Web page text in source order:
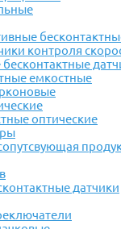
контроля
емкостные
оптические
датчики